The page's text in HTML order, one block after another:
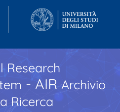
Research
- AIR Archivio
Ricerca